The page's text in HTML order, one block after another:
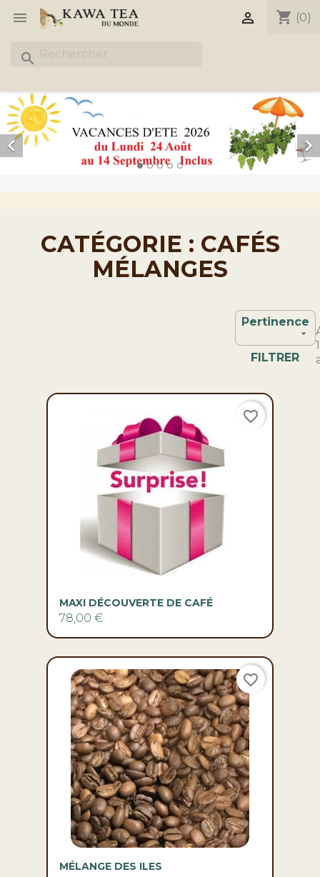
 shopping_cart (0)

search
 
CATÉGORIE : CAFÉS
MÉLANGES
Pertinence

FILTRER
MAXI DÉCOUVERTE DE CAFÉ
78,00 €
favorite_border
MÉLANGE DES ILES
favorite_border